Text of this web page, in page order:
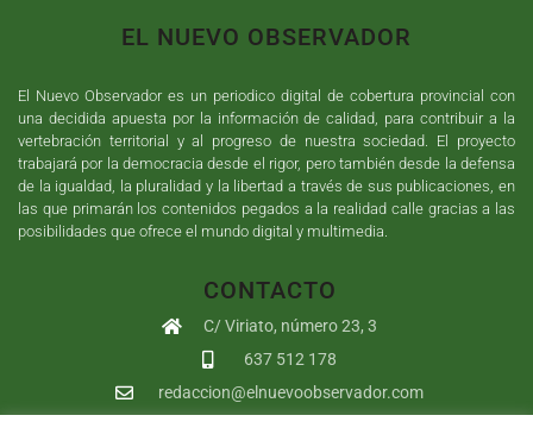
EL NUEVO OBSERVADOR
El Nuevo Observador es un periodico digital de cobertura provincial con
una decidida apuesta por la información de calidad, para contribuir a la
vertebración territorial y al progreso de nuestra sociedad. El proyecto
trabajará por la democracia desde el rigor, pero también desde la defensa
de la igualdad, la pluralidad y la libertad a través de sus publicaciones, en
las que primarán los contenidos pegados a la realidad calle gracias a las
posibilidades que ofrece el mundo digital y multimedia.
CONTACTO
C/ Viriato, número 23, 3
637 512 178
redaccion@elnuevoobservador.com